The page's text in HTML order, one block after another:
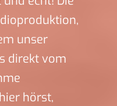
unser
direkt vom
hörst,